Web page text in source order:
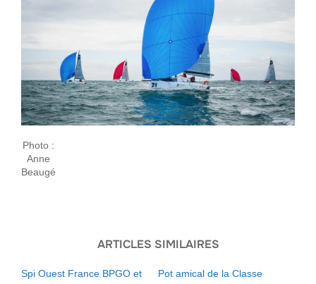
Photo :
Anne
Beaugé
ARTICLES SIMILAIRES
Spi Ouest France BPGO et
Pot amical de la Classe